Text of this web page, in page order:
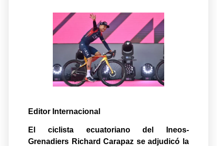
Editor Internacional
El ciclista ecuatoriano del Ineos-
Grenadiers Richard Carapaz se adjudicó la